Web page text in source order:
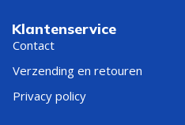
Klantenservice
Contact
Verzending en retouren
Privacy policy